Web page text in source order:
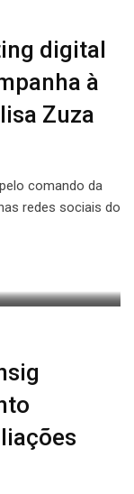
digital
à
Zuza
comando da
redes sociais do